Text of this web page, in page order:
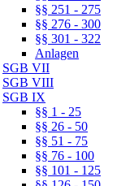
§§ 251 - 275
§§ 276 - 300
§§ 301 - 322
Anlagen
SGB VII
SGB VIII
SGB IX
§§ 1 - 25
§§ 26 - 50
§§ 51 - 75
§§ 76 - 100
§§ 101 - 125